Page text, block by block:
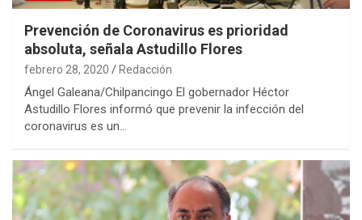
Prevención de Coronavirus es prioridad
absoluta, señala Astudillo Flores
febrero 28, 2020 Redacción
Ángel Galeana/Chilpancingo El gobernador Héctor
Astudillo Flores informó que prevenir la infección del
coronavirus es un…